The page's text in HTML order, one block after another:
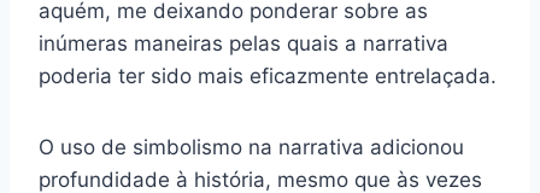
aquém, me deixando ponderar sobre as
inúmeras maneiras pelas quais a narrativa
poderia ter sido mais eficazmente entrelaçada.
O uso de simbolismo na narrativa adicionou
profundidade à história, mesmo que às vezes